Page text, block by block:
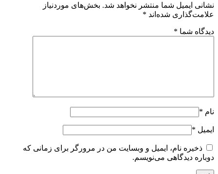
نشانی ایمیل شما منتشر نخواهد شد. بخش‌های موردنیاز
علامت‌گذاری شده‌اند *
دیدگاه شما *
نام *
ایمیل *
ذخیره نام، ایمیل و وبسایت من در مرورگر برای زمانی که
دوباره دیدگاهی می‌نویسم.